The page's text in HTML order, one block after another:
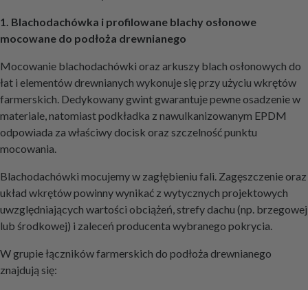
1. Blachodachówka i profilowane blachy osłonowe
mocowane do podłoża drewnianego
Mocowanie blachodachówki oraz arkuszy blach osłonowych do
łat i elementów drewnianych wykonuje się przy użyciu wkrętów
farmerskich. Dedykowany gwint gwarantuje pewne osadzenie w
materiale, natomiast podkładka z nawulkanizowanym EPDM
odpowiada za właściwy docisk oraz szczelność punktu
mocowania.
Blachodachówki mocujemy w zagłębieniu fali. Zagęszczenie oraz
układ wkrętów powinny wynikać z wytycznych projektowych
uwzględniających wartości obciążeń, strefy dachu (np. brzegowej
lub środkowej) i zaleceń producenta wybranego pokrycia.
W grupie łączników farmerskich do podłoża drewnianego
znajdują się: